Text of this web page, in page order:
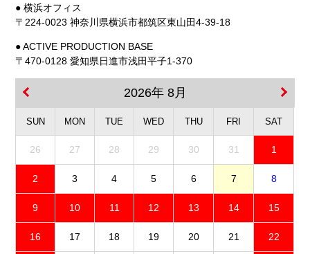
● 横浜オフィス
〒224-0023 神奈川県横浜市都筑区東山田4-39-18
● ACTIVE PRODUCTION BASE
〒470-0128 愛知県日進市浅田平子1-370
2026年 8月
SUN MON TUE WED THU FRI SAT
26 27 28 29 30 31 1
2 3 4 5 6 7 8
9 10 11 12 13 14 15
16 17 18 19 20 21 22